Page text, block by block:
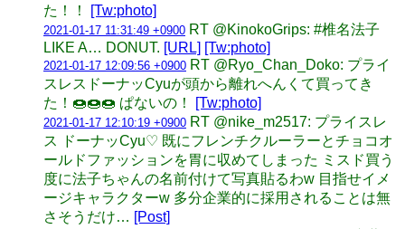
た！！
[Tw:photo]
2021-01-17 11:31:49 +0900 RT @KinokoGrips: #椎名法子
LIKE A… DONUT. [URL] [Tw:photo]
2021-01-17 12:09:56 +0900 RT @Ryo_Chan_Doko: プライ
スレスドーナッCyuが頭から離れへんくて買ってき
た！🍩🍩🍩 ぱないの！
[Tw:photo]
2021-01-17 12:10:19 +0900 RT @nike_m2517: プライスレ
ス ドーナッCyu♡ 既にフレンチクルーラーとチョコオ
ールドファッションを胃に収めてしまった ミスド買う
度に法子ちゃんの名前付けて写真貼るわw 目指せイメ
ージキャラクターw 多分企業的に採用されることは無
さそうだけ… [Post]